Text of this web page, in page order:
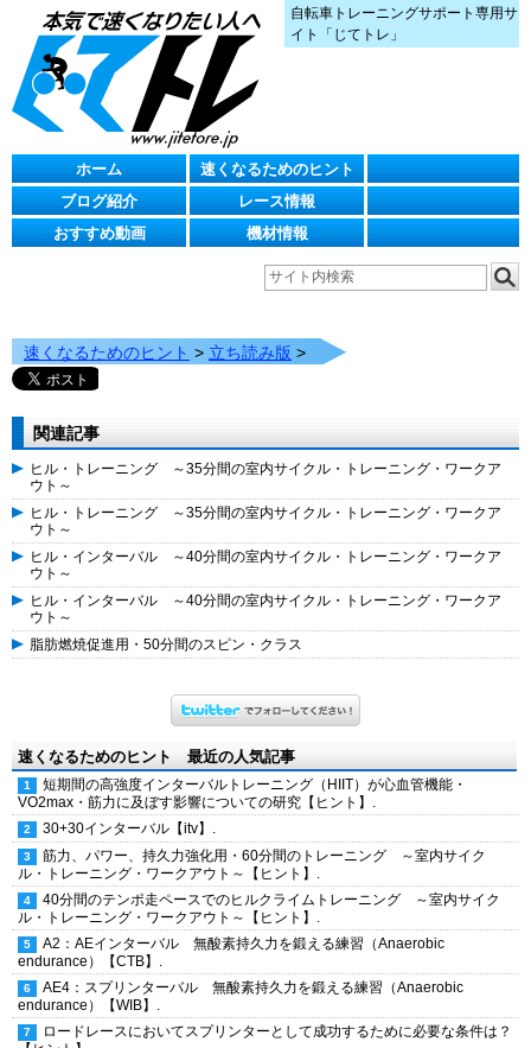
自転車トレーニングサポート専用サ
イト「じてトレ」
ホーム
速くなるためのヒント
ブログ紹介
レース情報
おすすめ動画
機材情報
速くなるためのヒント > 立ち読み版 >
関連記事
ヒル・トレーニング ～35分間の室内サイクル・トレーニング・ワークア
ウト～
ヒル・トレーニング ～35分間の室内サイクル・トレーニング・ワークア
ウト～
ヒル・インターバル ～40分間の室内サイクル・トレーニング・ワークア
ウト～
ヒル・インターバル ～40分間の室内サイクル・トレーニング・ワークア
ウト～
脂肪燃焼促進用・50分間のスピン・クラス
速くなるためのヒント 最近の人気記事
短期間の高強度インターバルトレーニング（HIIT）が心血管機能・
VO2max・筋力に及ぼす影響についての研究【ヒント】.
30+30インターバル【itv】.
筋力、パワー、持久力強化用・60分間のトレーニング ～室内サイク
ル・トレーニング・ワークアウト～【ヒント】.
40分間のテンポ走ペースでのヒルクライムトレーニング ～室内サイク
ル・トレーニング・ワークアウト～【ヒント】.
A2：AEインターバル 無酸素持久力を鍛える練習（Anaerobic
endurance）【CTB】.
AE4：スプリンターバル 無酸素持久力を鍛える練習（Anaerobic
endurance）【WIB】.
ロードレースにおいてスプリンターとして成功するために必要な条件は？